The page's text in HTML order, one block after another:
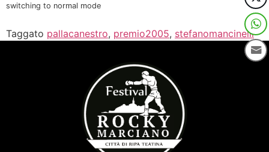
switching to normal mode
Taggato pallacanestro, premio2005, stefanomancinelli